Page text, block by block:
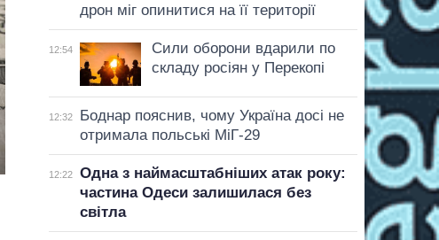
дрон міг опинитися на її території
12:54
Сили оборони вдарили по
складу росіян у Перекопі
12:32
Боднар пояснив, чому Україна досі не
отримала польські МіГ-29
12:22
Одна з наймасштабніших атак року:
частина Одеси залишилася без
світла